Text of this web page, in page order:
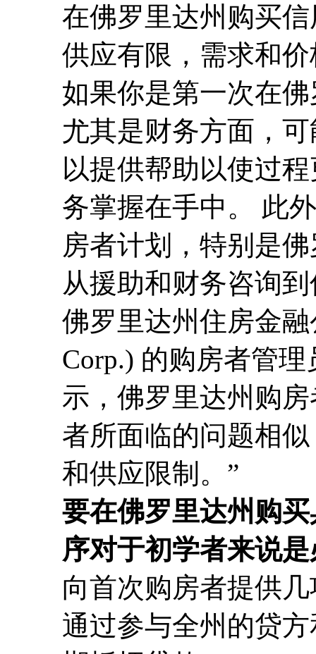
在佛罗里达州购买
供应有限，需求和
如果你是第一次在
尤其是财务方面，
以提供帮助以使过
务掌握在手中。 此
房者计划，特别是
从援助和财务咨询
佛罗里达州住房金融
Corp.) 的购房者管理
示，佛罗里达州购
者所面临的问题相
和供应限制。”
要在佛罗里达州购
序对于初学者来说
向首次购房者提供
通过参与全州的贷